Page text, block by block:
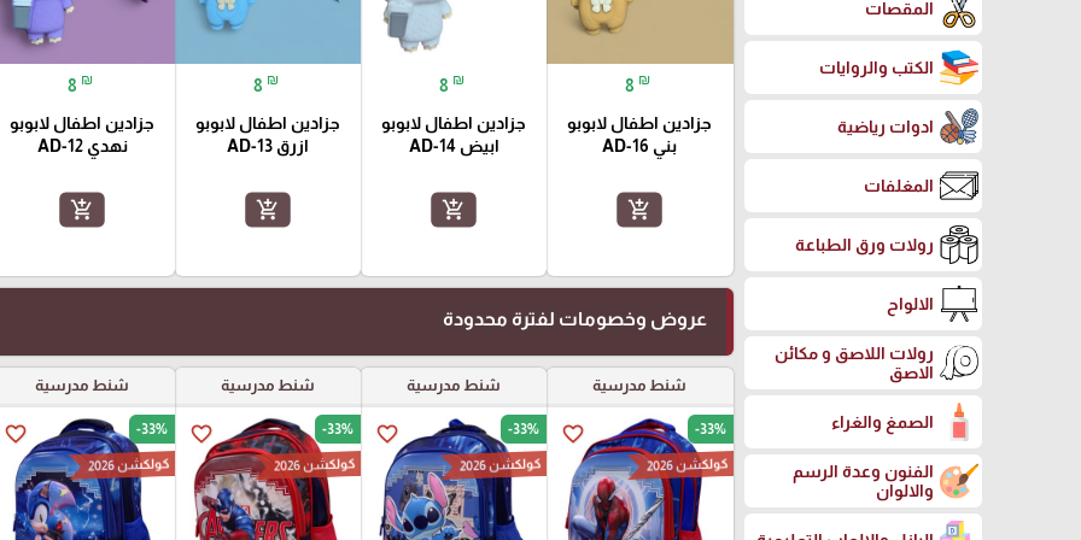
المقصات
الكتب والروايات
ادوات رياضية
المغلفات
رولات ورق الطباعة
الالواح
رولات اللاصق و مكائن
الاصق
الصمغ والغراء
الفنون وعدة الرسم
والالوان
8 ₪
جزادين اطفال لابوبو
بني AD-16
add_shopping_cart
8 ₪
جزادين اطفال لابوبو
ابيض AD-14
add_shopping_cart
8 ₪
جزادين اطفال لابوبو
ازرق AD-13
add_shopping_cart
8 ₪
جزادين اطفال لابوبو
نهدي AD-12
add_shopping_cart
عروض وخصومات لفترة محدودة
شنط مدرسية
favorite_border -33%
كولكشن 2026
شنط مدرسية
favorite_border -33%
كولكشن 2026
شنط مدرسية
favorite_border -33%
كولكشن 2026
شنط مدرسية
favorite_border -33%
كولكشن 2026